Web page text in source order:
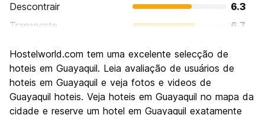
Descontrair
6.3
Transporte
6.7
Cultura
6.3
Festas / vida noturna
Custo-beneficio
6.4
Hostelworld.com tem uma excelente selecção de
hoteis em Guayaquil. Leia avaliação de usuários de
hoteis em Guayaquil e veja fotos e videos de
Guayaquil hoteis. Veja hoteis em Guayaquil no mapa da
cidade e reserve um hotel em Guayaquil exatamente